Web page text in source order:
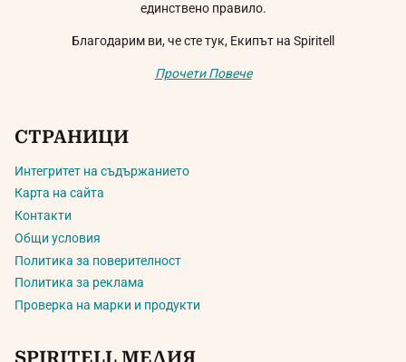
единствено правило.
Благодарим ви, че сте тук, Екипът на Spiritell
Прочети Повече
СТРАНИЦИ
Интегритет на съдържанието
Карта на сайта
Контакти
Общи условия
Политика за поверителност
Политика за реклама
Проверка на марки и продукти
SPIRITELL МЕДИЯ